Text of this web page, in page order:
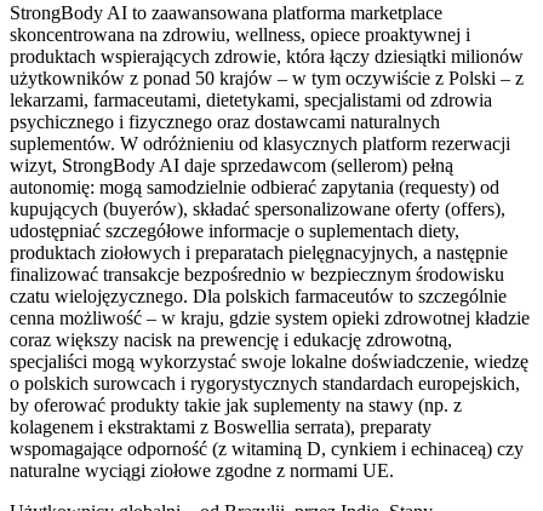
StrongBody AI to zaawansowana platforma marketplace
skoncentrowana na zdrowiu, wellness, opiece proaktywnej i
produktach wspierających zdrowie, która łączy dziesiątki milionów
użytkowników z ponad 50 krajów – w tym oczywiście z Polski – z
lekarzami, farmaceutami, dietetykami, specjalistami od zdrowia
psychicznego i fizycznego oraz dostawcami naturalnych
suplementów. W odróżnieniu od klasycznych platform rezerwacji
wizyt, StrongBody AI daje sprzedawcom (sellerom) pełną
autonomię: mogą samodzielnie odbierać zapytania (requesty) od
kupujących (buyerów), składać spersonalizowane oferty (offers),
udostępniać szczegółowe informacje o suplementach diety,
produktach ziołowych i preparatach pielęgnacyjnych, a następnie
finalizować transakcje bezpośrednio w bezpiecznym środowisku
czatu wielojęzycznego. Dla polskich farmaceutów to szczególnie
cenna możliwość – w kraju, gdzie system opieki zdrowotnej kładzie
coraz większy nacisk na prewencję i edukację zdrowotną,
specjaliści mogą wykorzystać swoje lokalne doświadczenie, wiedzę
o polskich surowcach i rygorystycznych standardach europejskich,
by oferować produkty takie jak suplementy na stawy (np. z
kolagenem i ekstraktami z Boswellia serrata), preparaty
wspomagające odporność (z witaminą D, cynkiem i echinaceą) czy
naturalne wyciągi ziołowe zgodne z normami UE.